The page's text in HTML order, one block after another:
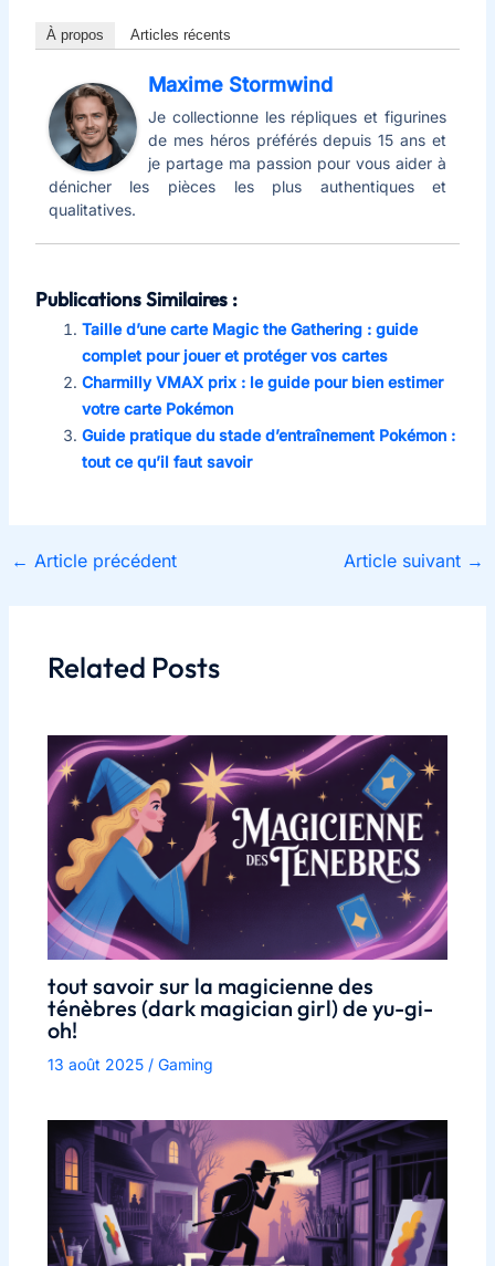
À propos Articles récents
Maxime Stormwind
Je collectionne les répliques et figurines
de mes héros préférés depuis 15 ans et
je partage ma passion pour vous aider à
dénicher les pièces les plus authentiques et
qualitatives.
Publications Similaires :
Taille d’une carte Magic the Gathering : guide
complet pour jouer et protéger vos cartes
Charmilly VMAX prix : le guide pour bien estimer
votre carte Pokémon
Guide pratique du stade d’entraînement Pokémon :
tout ce qu’il faut savoir
← Article précédent Article suivant →
Related Posts
tout savoir sur la magicienne des
ténèbres (dark magician girl) de yu-gi-
oh!
13 août 2025 / Gaming